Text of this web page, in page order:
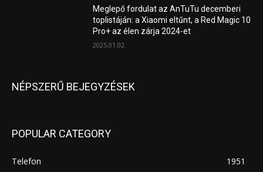
Meglepő fordulat az AnTuTu decemberi
toplistáján: a Xiaomi eltűnt, a Red Magic 10
Pro+ az élen zárja 2024-et
2025.01.02.
NÉPSZERŰ BEJEGYZÉSEK
POPULAR CATEGORY
Telefon
1951